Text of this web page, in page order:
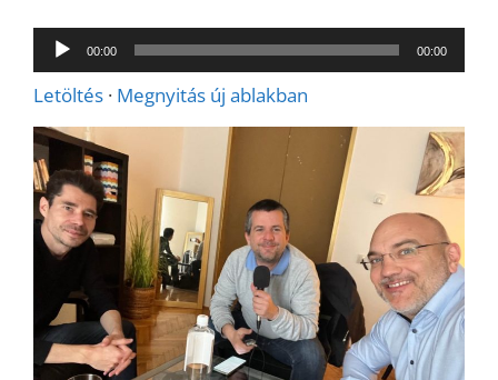
Audió
lejátszó
00:00 00:00
Letöltés · Megnyitás új ablakban